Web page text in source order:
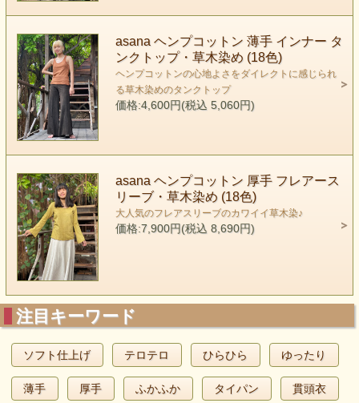
asana ヘンプコットン 薄手 インナー タ
ンクトップ・草木染め (18色)
ヘンプコットンの心地よさをダイレクトに感じられ
る草木染めのタンクトップ
価格:4,600円(税込 5,060円)
asana ヘンプコットン 厚手 フレアース
リーブ・草木染め (18色)
大人気のフレアスリーブのカワイイ草木染♪
価格:7,900円(税込 8,690円)
注目キーワード
ソフト仕上げ テロテロ ひらひら ゆったり
薄手 厚手 ふかふか タイパン 貫頭衣